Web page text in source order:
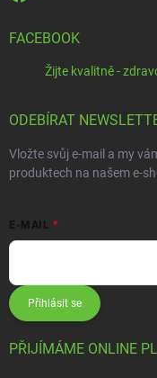
FACEBOOK
Žijte kvalitně -
ODEBÍRAT
Vložte svůj e-mail a my
produktech na našem e-
E-MAIL
Přihlásit se
PŘIJÍMÁME ONLINE